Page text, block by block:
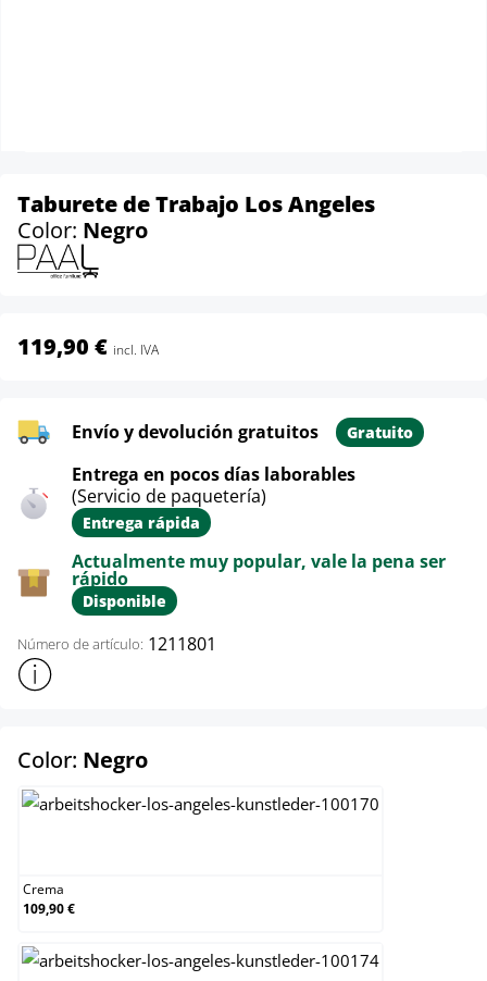
Taburete de Trabajo Los Angeles
Color: Negro
119,90 € incl. IVA
Envío y devolución gratuitos Gratuito
Entrega en pocos días laborables
(Servicio de paquetería)
Entrega rápida
Actualmente muy popular, vale la pena ser
rápido
Disponible
Número de artículo: 1211801
Mostrar más información sobre el producto
Color: Negroselect
Crema
109,90 €